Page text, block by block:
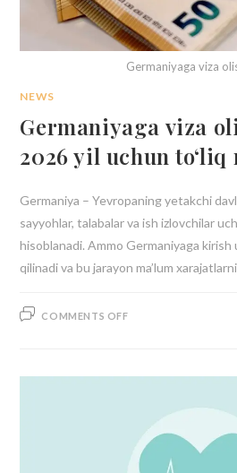
Germaniyaga viza
NEWS
Germaniyaga viza
2026 yil uchun to‘liq
Germaniya – Yevropaning yetakchi
sayyohlar, talabalar va ish izlovchilar
hisoblanadi. Ammo Germaniyaga kirish
qilinadi va bu jarayon ma’lum
COMMENTS OFF